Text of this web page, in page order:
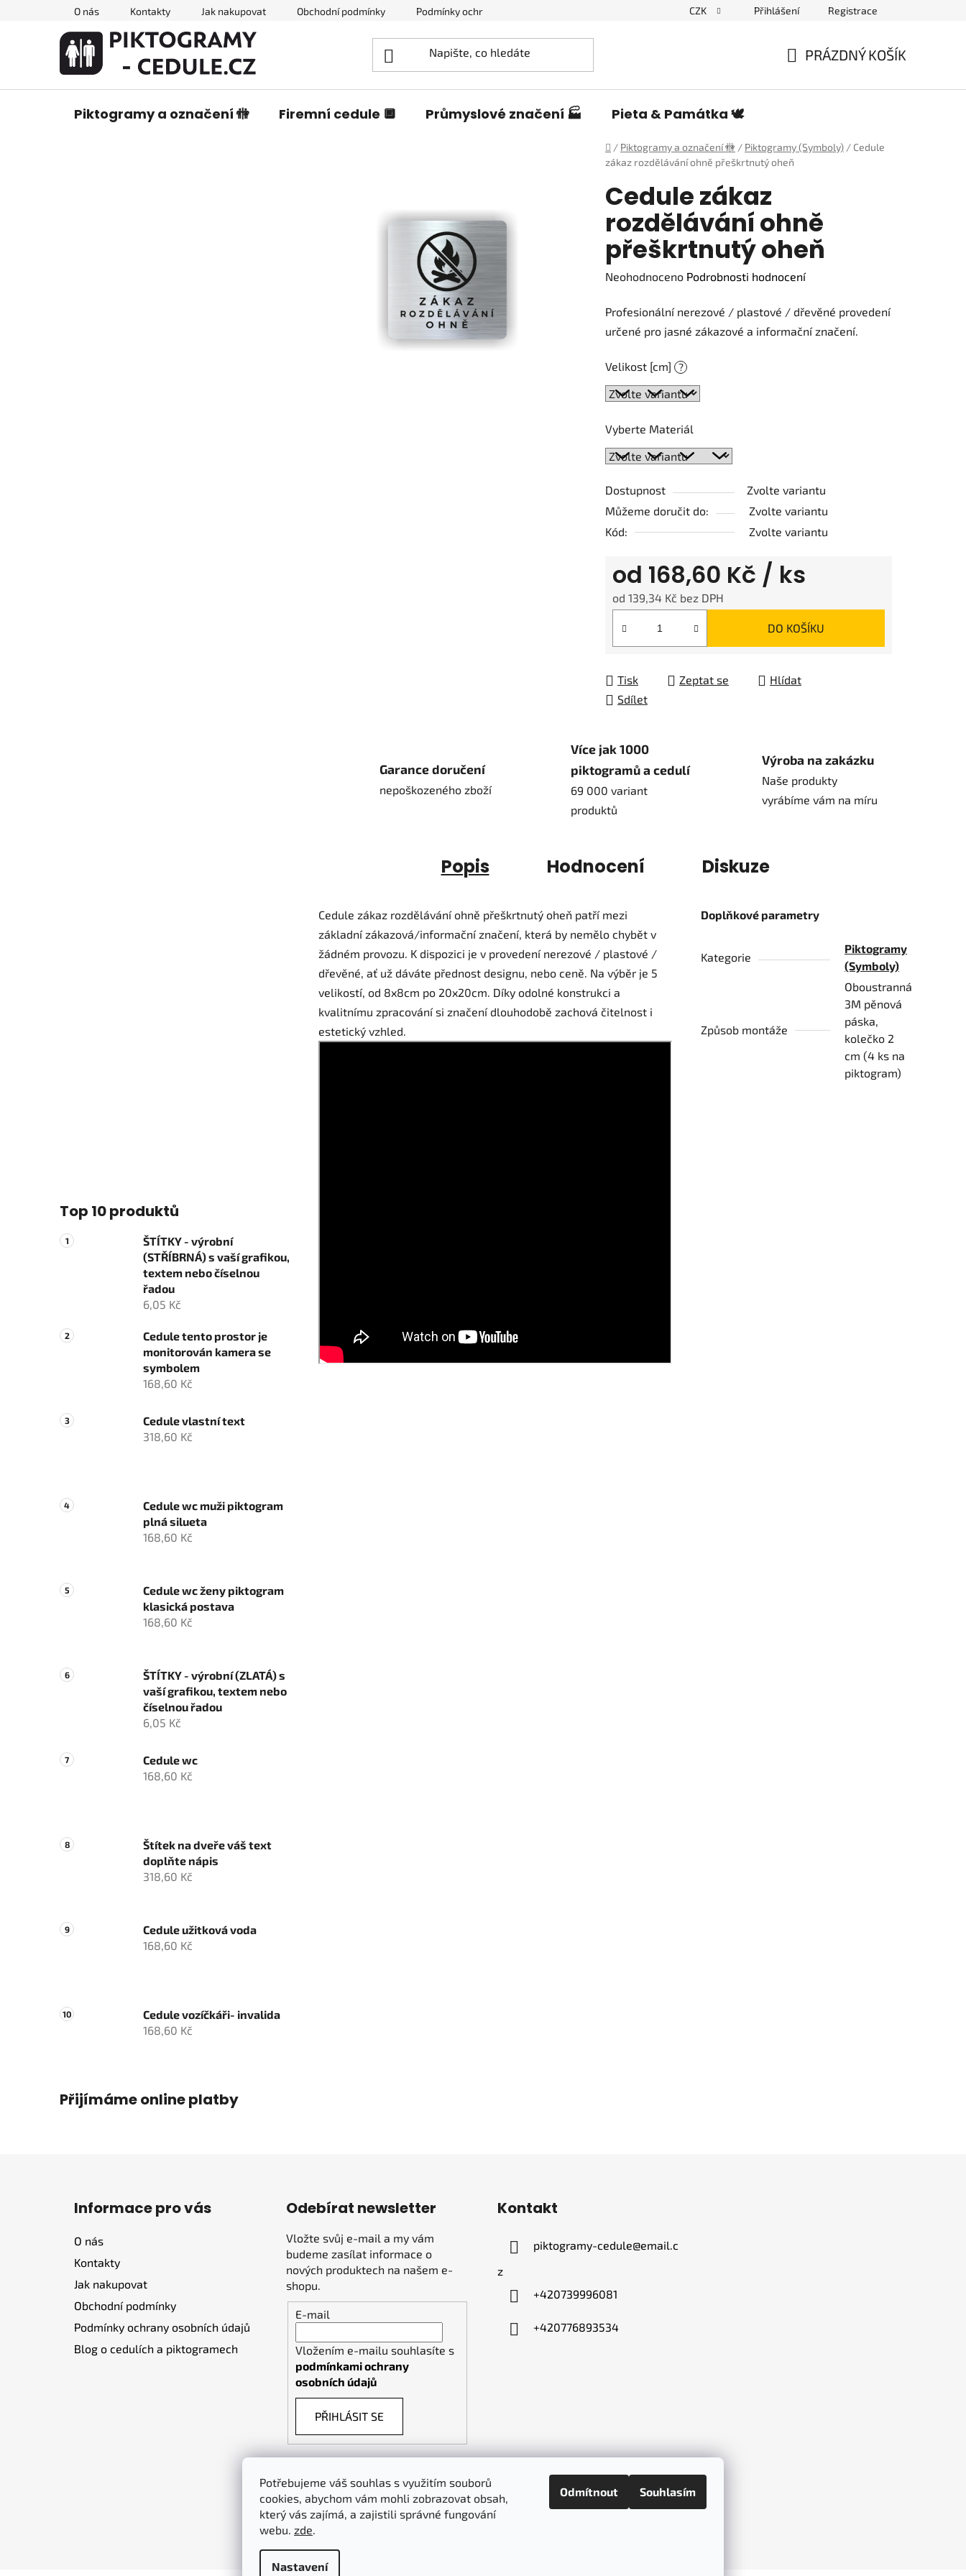
Potřebujeme váš souhlas s využitím souborů
cookies, abychom vám mohli zobrazovat obsah,
který vás zajímá, a zajistili správné fungování
webu. zde.
Nastavení
Odmítnout Souhlasím
O nás Kontakty Jak nakupovat Obchodní podmínky Podmínky ochrany osobních údajů Blog o cedulích a piktogramech
CZK Přihlášení Registrace
PRÁZDNÝ KOŠÍK
Piktogramy a označení 🚻 Firemní cedule 🔲 Průmyslové značení 🏭 Pieta & Památka 🕊️
Domů
/ Piktogramy a označení 🚻 / Piktogramy (Symboly) / Cedule
zákaz rozdělávání ohně přeškrtnutý oheň
Top 10 produktů
ŠTÍTKY - výrobní
(STŘÍBRNÁ) s vaší grafikou,
textem nebo číselnou
řadou
6,05 Kč
Cedule tento prostor je
monitorován kamera se
symbolem
168,60 Kč
Cedule vlastní text
318,60 Kč
Cedule wc muži piktogram
plná silueta
168,60 Kč
Cedule wc ženy piktogram
klasická postava
168,60 Kč
ŠTÍTKY - výrobní (ZLATÁ) s
vaší grafikou, textem nebo
číselnou řadou
6,05 Kč
Cedule wc
168,60 Kč
Štítek na dveře váš text
doplňte nápis
318,60 Kč
Cedule užitková voda
168,60 Kč
Cedule vozíčkáři- invalida
168,60 Kč
Přijímáme online platby
Cedule zákaz
rozdělávání ohně
přeškrtnutý oheň
Průměrné
produktu
je
z
5
Neohodnoceno Podrobnosti hodnocení
Profesionální nerezové / plastové / dřevěné provedení
určené pro jasné zákazové a informační značení.
Velikost [cm] ?
Vyberte Materiál
Dostupnost
Zvolte variantu
Můžeme doručit do:
Zvolte variantu
Kód:
Zvolte variantu
od 168,60 Kč / ks
od 139,34 Kč bez DPH
DO KOŠÍKU
Tisk Zeptat se
Hlídat
Sdílet
Garance doručení
nepoškozeného zboží
Více jak 1000
piktogramů a cedulí
69 000 variant
produktů
Výroba na zakázku
Naše produkty
vyrábíme vám na míru
Popis Hodnocení Diskuze
Cedule zákaz rozdělávání ohně přeškrtnutý oheň patří mezi
základní zákazová/informační značení, která by nemělo chybět v
žádném provozu. K dispozici je v provedení nerezové / plastové /
dřevěné, ať už dáváte přednost designu, nebo ceně. Na výběr je 5
velikostí, od 8x8cm po 20x20cm. Díky odolné konstrukci a
kvalitnímu zpracování si značení dlouhodobě zachová čitelnost i
estetický vzhled.
Doplňkové parametry
Kategorie
Piktogramy
(Symboly)
Způsob montáže
Oboustranná
3M pěnová
páska,
kolečko 2
cm (4 ks na
piktogram)
Informace pro vás
O nás
Kontakty
Jak nakupovat
Obchodní podmínky
Podmínky ochrany osobních údajů
Blog o cedulích a piktogramech
Odebírat newsletter
Vložte svůj e-mail a my vám
budeme zasílat informace o
nových produktech na našem e-
shopu.
E-mail
Vložením e-mailu souhlasíte s
podmínkami ochrany
osobních údajů
PŘIHLÁSIT SE
Kontakt
piktogramy-cedule@email.c
z
+420739996081
+420776893534
piktogramy-cedule.cz denex.cz